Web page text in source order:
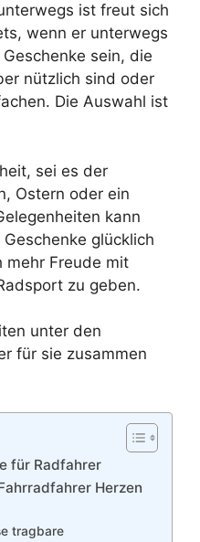
ist freut sich
wenn er unterwegs
sein, die
nützlich sind oder
Die Auswahl ist
sei es der
Ostern oder ein
kann
glücklich
mehr Freude mit
zu geben.
unter den
für sie zusammen
für Radfahrer
Herzen
tragbare